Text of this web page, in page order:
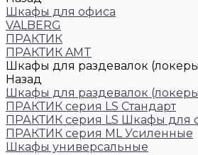
Шкафы для офиса
VALBERG
ПРАКТИК
ПРАКТИК AMT
Шкафы для раздевалок
Назад
Шкафы для раздевалок
ПРАКТИК cерия LS Стандарт
ПРАКТИК серия LS Шкафы для
ПРАКТИК серия ML Усиленные
Шкафы универсальные